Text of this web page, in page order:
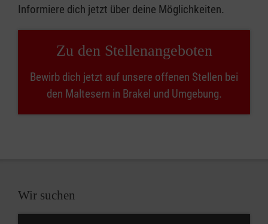
Informiere dich jetzt über deine Möglichkeiten.
Zu den Stellenangeboten
Bewirb dich jetzt auf unsere offenen Stellen bei
den Maltesern in Brakel und Umgebung.
Wir suchen